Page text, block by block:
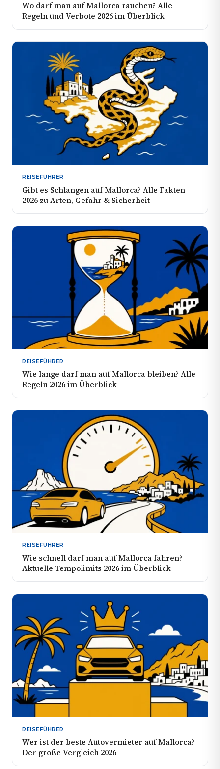
Wo darf man auf Mallorca rauchen? Alle
Regeln und Verbote 2026 im Überblick
REISEFÜHRER
Gibt es Schlangen auf Mallorca? Alle Fakten
2026 zu Arten, Gefahr & Sicherheit
REISEFÜHRER
Wie lange darf man auf Mallorca bleiben? Alle
Regeln 2026 im Überblick
REISEFÜHRER
Wie schnell darf man auf Mallorca fahren?
Aktuelle Tempolimits 2026 im Überblick
REISEFÜHRER
Wer ist der beste Autovermieter auf Mallorca?
Der große Vergleich 2026